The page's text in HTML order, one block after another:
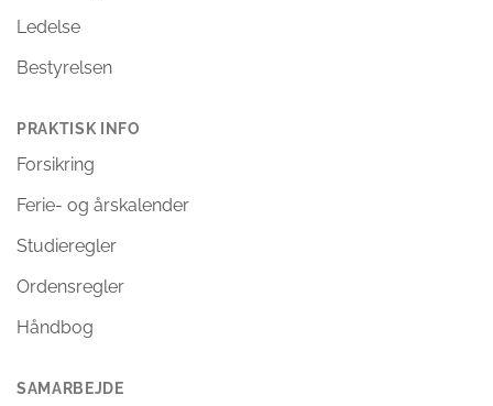
Ledelse
Bestyrelsen
PRAKTISK INFO
Forsikring
Ferie- og årskalender
Studieregler
Ordensregler
Håndbog
SAMARBEJDE